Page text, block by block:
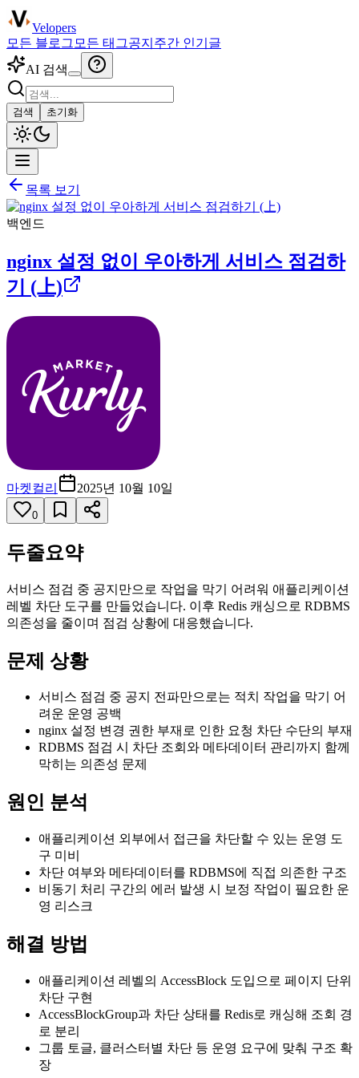
Velopers
모든 블로그 모든 태그공지 주간 인기글
AI 검색
검색 초기화
목록 보기
백엔드
nginx 설정 없이 우아하게 서비스 점검하
기 (上)
마켓컬리 2025년 10월 10일
0
두줄요약
서비스 점검 중 공지만으로 작업을 막기 어려워 애플리케이션
레벨 차단 도구를 만들었습니다. 이후 Redis 캐싱으로 RDBMS
의존성을 줄이며 점검 상황에 대응했습니다.
문제 상황
서비스 점검 중 공지 전파만으로는 적치 작업을 막기 어
려운 운영 공백
nginx 설정 변경 권한 부재로 인한 요청 차단 수단의 부재
RDBMS 점검 시 차단 조회와 메타데이터 관리까지 함께
막히는 의존성 문제
원인 분석
애플리케이션 외부에서 접근을 차단할 수 있는 운영 도
구 미비
차단 여부와 메타데이터를 RDBMS에 직접 의존한 구조
비동기 처리 구간의 에러 발생 시 보정 작업이 필요한 운
영 리스크
해결 방법
애플리케이션 레벨의 AccessBlock 도입으로 페이지 단위
차단 구현
AccessBlockGroup과 차단 상태를 Redis로 캐싱해 조회 경
로 분리
그룹 토글, 클러스터별 차단 등 운영 요구에 맞춰 구조 확
장